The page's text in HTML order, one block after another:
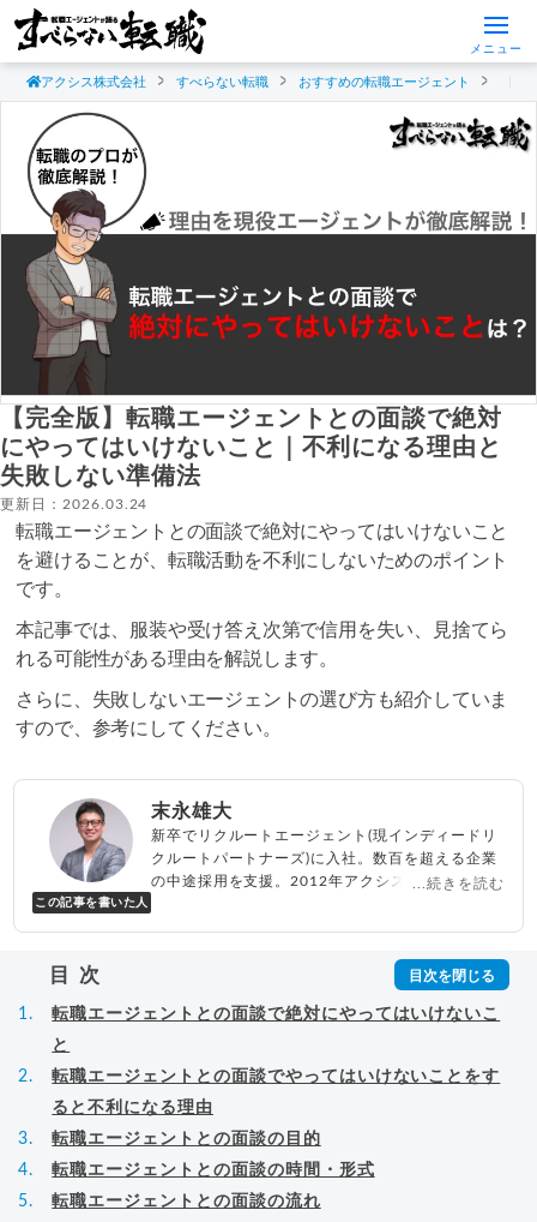
メニュー
アクシス株式会社 すべらない転職 おすすめの転職エージェント
【完全版】転職エージェントとの面談で絶対
にやってはいけないこと｜不利になる理由と
失敗しない準備法
更新日：2026.03.24
転職エージェントとの面談で絶対にやってはいけないこと
を避けることが、転職活動を不利にしないためのポイント
です。
本記事では、服装や受け答え次第で信用を失い、見捨てら
れる可能性がある理由を解説します。
さらに、失敗しないエージェントの選び方も紹介していま
すので、参考にしてください。
この記事を書いた人
末永雄大
新卒でリクルートエージェント(現インディードリ
クルートパートナーズ)に入社。数百を超える企業
の中途採用を支援。2012年アクシス(株)設立、代
」の総再生回数は2,000
成功する転職面接」「キャリア
ロジック」
...続きを読む
目次
転職エージェントとの面談で絶対にやってはいけないこ
と
転職エージェントとの面談でやってはいけないことをす
ると不利になる理由
転職エージェントとの面談の目的
転職エージェントとの面談の時間・形式
転職エージェントとの面談の流れ